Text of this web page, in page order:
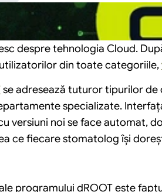
despre tehnologia Cloud.
din toate categoriile,
se adresează tuturor tipurilor
specializate.
versiuni noi se face automat,
ce fiecare stomatolog îşi
programului dROOT este